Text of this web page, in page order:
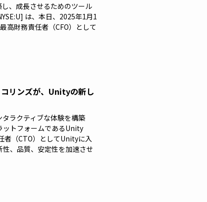
、成長させるためのツール
は、本日、2025年1月1
高財務責任者（CFO）として
リンズが、Unityの新し
ラクティブな体験を構築
ットフォームであるUnity
者（CTO）としてUnityに入
、品質、安定性を加速させ